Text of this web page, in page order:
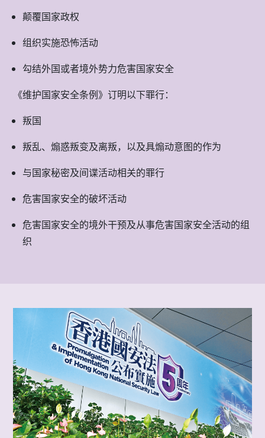
颠覆国家政权
组织实施恐怖活动
勾结外国或者境外势力危害国家安全
《维护国家安全条例》订明以下罪行：
叛国
叛乱、煽惑叛变及离叛，以及具煽动意图的作为
与国家秘密及间谍活动相关的罪行
危害国家安全的破坏活动
危害国家安全的境外干预及从事危害国家安全活动的组
织